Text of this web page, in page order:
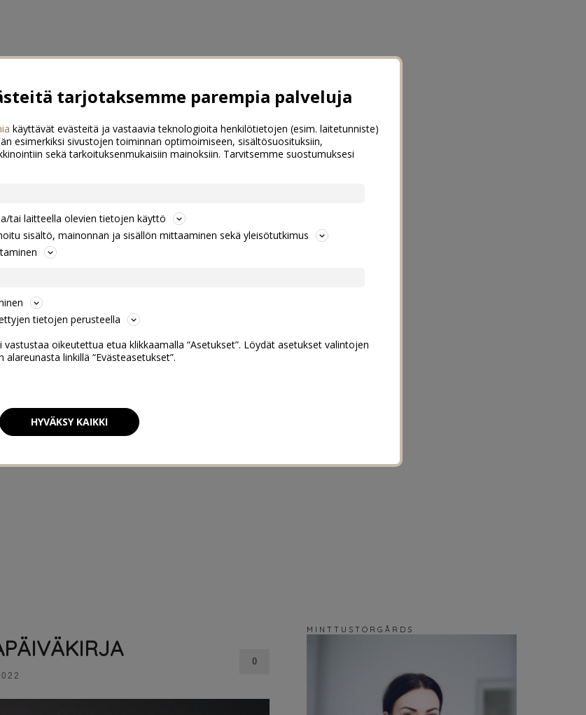
0
M I N T T U S T O R G Å R D S
tarjotaksemme parempia palveluja
käyttävät evästeitä ja vastaavia teknologioita henkilötietojen (esim. laitetunniste)
esimerkiksi sivustojen toiminnan optimoimiseen, sisältösuosituksiin,
sekä tarkoituksenmukaisiin mainoksiin. Tarvitsemme suostumuksesi
tai laitteella olevien tietojen käyttö
sisältö, mainonnan ja sisällön mittaaminen sekä yleisötutkimus
tietojen perusteella
oikeutettua etua klikkaamalla “Asetukset”. Löydät asetukset valintojen
linkillä “Evästeasetukset”.
HYVÄKSY KAIKKI